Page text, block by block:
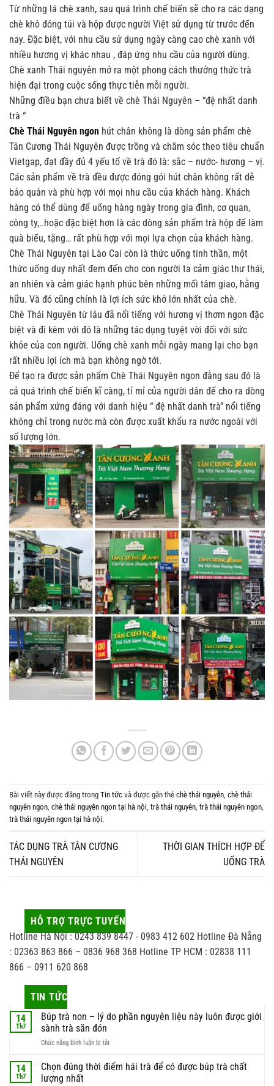
Từ những lá chè xanh, sau quá trình chế biến sẽ cho ra các dạng
chè khô đóng túi và hộp được người Việt sử dụng từ trước đến
nay. Đặc biệt, với nhu cầu sử dụng ngày càng cao chè xanh với
nhiều hương vị khác nhau , đáp ứng nhu cầu của người dùng.
Chè xanh Thái nguyên mở ra một phong cách thưởng thức trà
hiện đại trong cuộc sống thực tiễn mỗi người.
Những điều bạn chưa biết về chè Thái Nguyên – “đệ nhất danh
trà “
Chè Thái Nguyên ngon hút chân không là dòng sản phẩm chè
Tân Cương Thái Nguyên được trồng và chăm sóc theo tiêu chuẩn
Vietgap, đạt đầy đủ 4 yếu tố về trà đó là: sắc – nước- hương – vị.
Các sản phẩm về trà đều được đóng gói hút chân không rất dễ
bảo quản và phù hợp với mọi nhu cầu của khách hàng. Khách
hàng có thể dùng để uống hàng ngày trong gia đình, cơ quan,
công ty,..hoặc đặc biệt hơn là các dòng sản phẩm trà hộp để làm
quà biếu, tặng… rất phù hợp với mọi lựa chọn của khách hàng.
Chè Thái Nguyên tại Lào Cai còn là thức uống tinh thần, một
thức uống duy nhất đem đến cho con người ta cảm giác thư thái,
an nhiên và cảm giác hạnh phúc bên những mối tâm giao, hằng
hữu. Và đó cũng chính là lợi ích sức khở lớn nhất của chè.
Chè Thái Nguyên từ lâu đã nổi tiếng với hương vị thơm ngon đặc
biệt và đi kèm với đó là những tác dụng tuyệt vời đối với sức
khỏe của con người. Uống chè xanh mỗi ngày mang lại cho bạn
rất nhiều lợi ích mà bạn không ngờ tới.
Để tạo ra được sản phẩm Chè Thái Nguyên ngon đằng sau đó là
cả quá trình chế biến kĩ càng, tỉ mỉ của người dân để cho ra dòng
sản phẩm xứng đáng với danh hiệu “ đệ nhất danh trà” nổi tiếng
không chỉ trong nước mà còn được xuất khẩu ra nước ngoài với
số lượng lớn.
Bài viết này được đăng trong Tin tức và được gắn thẻ chè thái nguyên chè thái
nguyên ngon chè thái nguyên ngon tại hà nội trà thái nguyên trà thái nguyên ngon
trà thái nguyên ngon tại hà nội.
TÁC DỤNG TRÀ TÂN CƯƠNG
THÁI NGUYÊN
THỜI GIAN THÍCH HỢP ĐỂ
UỐNG TRÀ
HỖ TRỢ TRỰC TUYẾN
Hotline Hà Nội : 0243 839 8447 - 0983 412 602 Hotline Đà Nẵng
: 02363 863 866 – 0836 968 368 Hotline TP HCM : 02838 111
866 – 0911 620 868
TIN TỨC
14
Th7
Búp trà non – lý do phần nguyên liệu này luôn được giới
sành trà săn đón
Chức năng bình luận bị tắtở
trà
14
Th7
Chọn đúng thời điểm hái trà để có được búp trà chất
lượng nhất